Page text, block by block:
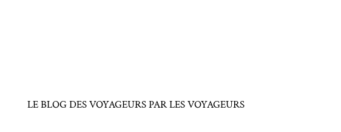
LE BLOG DES VOYAGEURS PAR LES VOYAGEURS